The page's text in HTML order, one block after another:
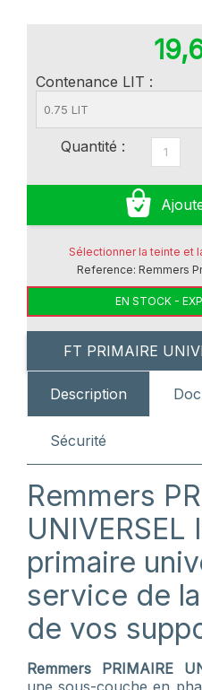
Contenance LIT :
Quantité :
Sélectionner la teinte et
Reference: Remmers
EN STOCK -
FT PRIMAIRE
Description
Sécurité
Remmers
UNIVERSEL
primaire
service de
de vos
Remmers PRIMAIRE
une sous-couche en